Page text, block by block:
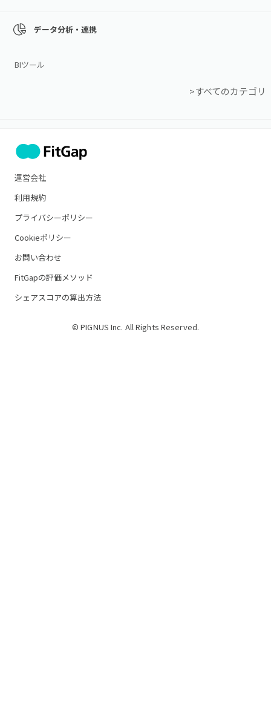
データ分析・連携
BIツール
>すべてのカテゴリ
運営会社
利用規約
プライバシーポリシー
Cookieポリシー
お問い合わせ
FitGapの評価メソッド
シェアスコアの算出方法
© PIGNUS Inc. All Rights Reserved.